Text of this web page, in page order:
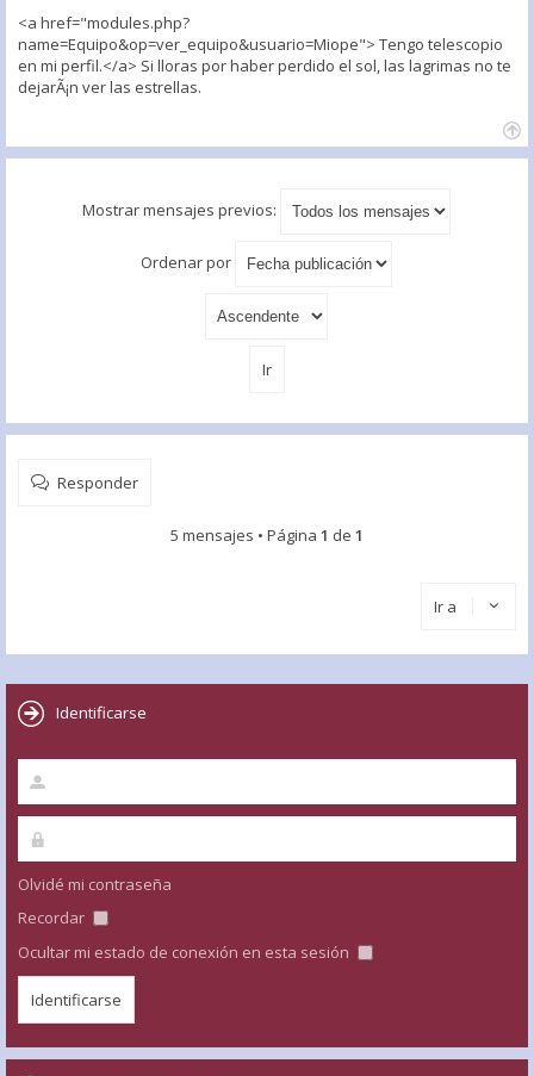
<a href="modules.php?
name=Equipo&op=ver_equipo&usuario=Miope"> Tengo telescopio
en mi perfil.</a> Si lloras por haber perdido el sol, las lagrimas no te
dejarÃ¡n ver las estrellas.
Mostrar mensajes previos:
Ordenar por
Responder
5 mensajes • Página 1 de 1
Ir a
Identificarse
Olvidé mi contraseña
Recordar
Ocultar mi estado de conexión en esta sesión